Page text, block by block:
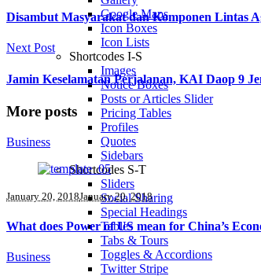
Google Maps
Icon Boxes
Icon Lists
Shortcodes I-S
Images
Notice Boxes
Posts or Articles Slider
Pricing Tables
Profiles
Quotes
Sidebars
Shortcodes S-T
Sliders
Social Sharing
Special Headings
Tables
Tabs & Tours
Toggles & Accordions
Twitter Stripe
Disambut Masyarakat dan Komponen Lintas
Next Post
Jamin Keselamatan Perjalanan, KAI Daop 9
More posts
Business
January 20, 2018January 20, 2018
What does Power of US mean for China’s
Business